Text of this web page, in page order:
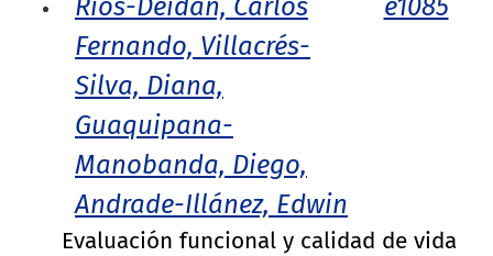
Ríos-Deidan, Carlos
Fernando, Villacrés-
Silva, Diana,
Guaquipana-
Manobanda, Diego,
Andrade-Illánez, Edwin
e1085
Evaluación funcional y calidad de vida